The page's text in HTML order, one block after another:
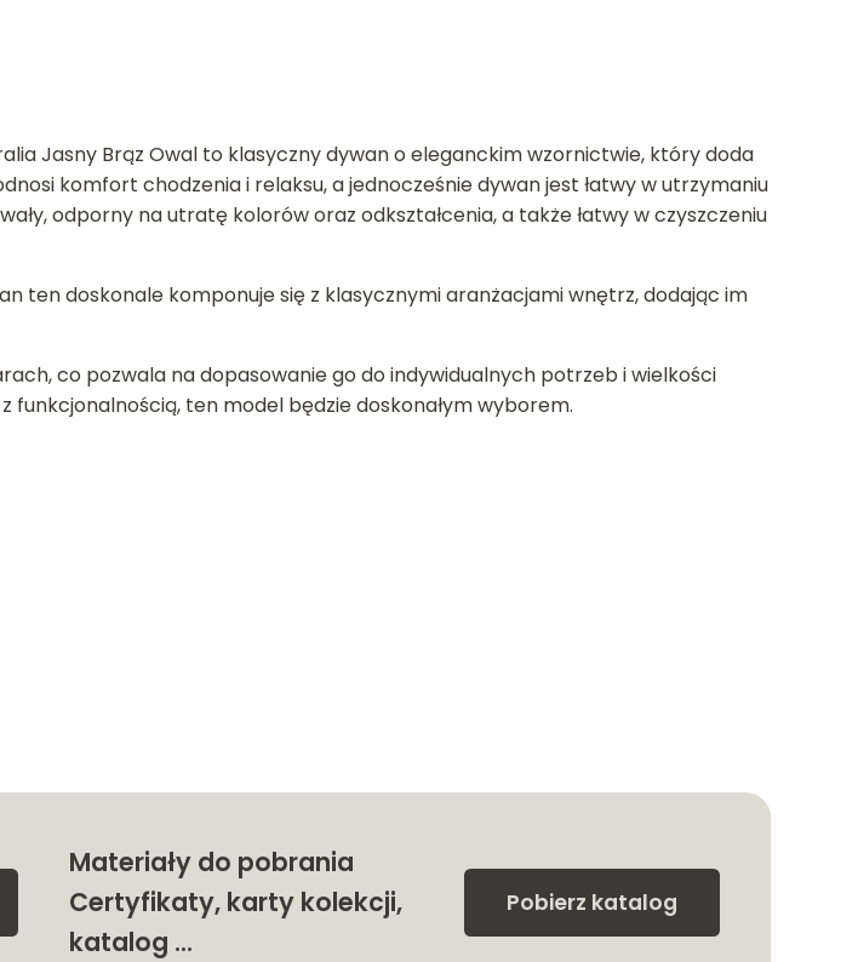
Jasny Brąz Owal to klasyczny dywan o eleganckim wzornictwie, który doda
komfort chodzenia i relaksu, a jednocześnie dywan jest łatwy w utrzymaniu
odporny na utratę kolorów oraz odkształcenia, a także łatwy w czyszczeniu
ten doskonale komponuje się z klasycznymi aranżacjami wnętrz, dodając im
co pozwala na dopasowanie go do indywidualnych potrzeb i wielkości
funkcjonalnością, ten model będzie doskonałym wyborem.
Materiały do pobrania
Certyfikaty, karty kolekcji,
katalog …
Pobierz katalog